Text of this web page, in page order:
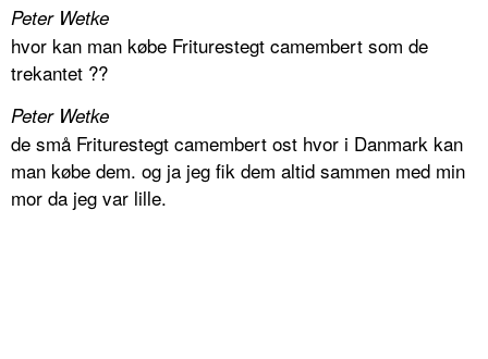
Peter Wetke
hvor kan man købe Friturestegt camembert som de
trekantet ??
Peter Wetke
de små Friturestegt camembert ost hvor i Danmark kan
man købe dem. og ja jeg fik dem altid sammen med min
mor da jeg var lille.